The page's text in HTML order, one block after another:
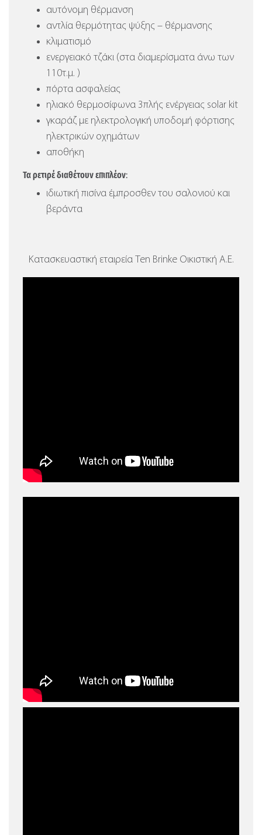
αυτόνομη θέρμανση
αντλία θερμότητας ψύξης – θέρμανσης
κλιματισμό
ενεργειακό τζάκι (στα διαμερίσματα άνω των
110τ.μ. )
πόρτα ασφαλείας
ηλιακό θερμοσίφωνα 3πλής ενέργειας solar kit
γκαράζ με ηλεκτρολογική υποδομή φόρτισης
ηλεκτρικών οχημάτων
αποθήκη
Τα ρετιρέ διαθέτουν επιπλέον:
ιδιωτική πισίνα έμπροσθεν του σαλονιού και
βεράντα
Κατασκευαστική εταιρεία Ten Brinke Οικιστική Α.Ε.